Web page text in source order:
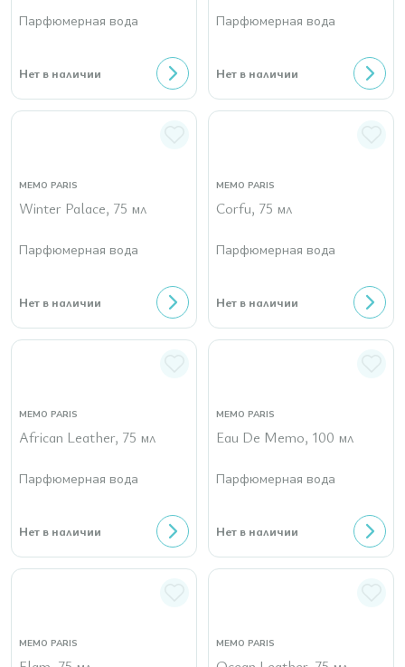
Парфюмерная вода
Нет в наличии
Парфюмерная вода
Нет в наличии
MEMO PARIS
Winter Palace, 75 мл
Парфюмерная вода
Нет в наличии
MEMO PARIS
Corfu, 75 мл
Парфюмерная вода
Нет в наличии
MEMO PARIS
African Leather, 75 мл
Парфюмерная вода
Нет в наличии
MEMO PARIS
Eau De Memo, 100 мл
Парфюмерная вода
Нет в наличии
MEMO PARIS MEMO PARIS